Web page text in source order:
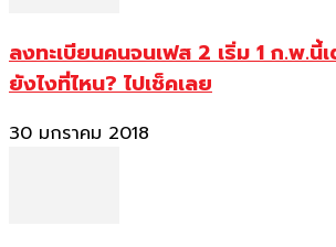
ลงทะเบียนคนจนเฟส 2 เริ่ม 1 ก.พ.นี้
ยังไงที่ไหน? ไปเช็คเลย
30 มกราคม 2018